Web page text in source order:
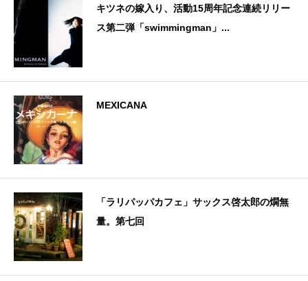
キツネの嫁入り、活動15周年記念連続リリー
ス第二弾「swimmingman」...
MEXICANA
「ラリパッパカフェ」サックス啓太郎の燗無
量。第七回